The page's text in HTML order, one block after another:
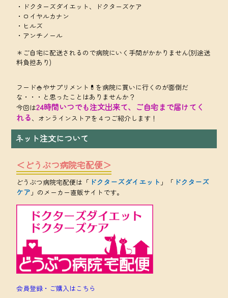
・ドクターズダイエット、ドクターズケア
・ロイヤルカナン
・ヒルズ
・アンチノール
＊ご自宅に配送されるので病院にいく手間がかかりません(別途送
料負担あり)
フード🍚やサプリメント💊を病院に買いに行くのが面倒だ
な・・・と思ったことはありませんか？
今回は24時間いつでも注文出来て、ご自宅まで届けてく
れる、オンラインストアを４つご紹介します！
ネット注文について
＜どうぶつ病院宅配便＞
どうぶつ病院宅配便は「 ドクターズダイエット 」「 ドクターズ
ケア 」のメーカー直販サイトです。
会員登録・ご購入はこちら